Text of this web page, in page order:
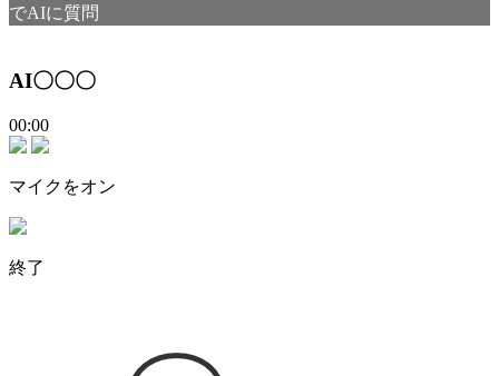
でAIに質問
AI〇〇〇
00:00
マイクをオン
終了